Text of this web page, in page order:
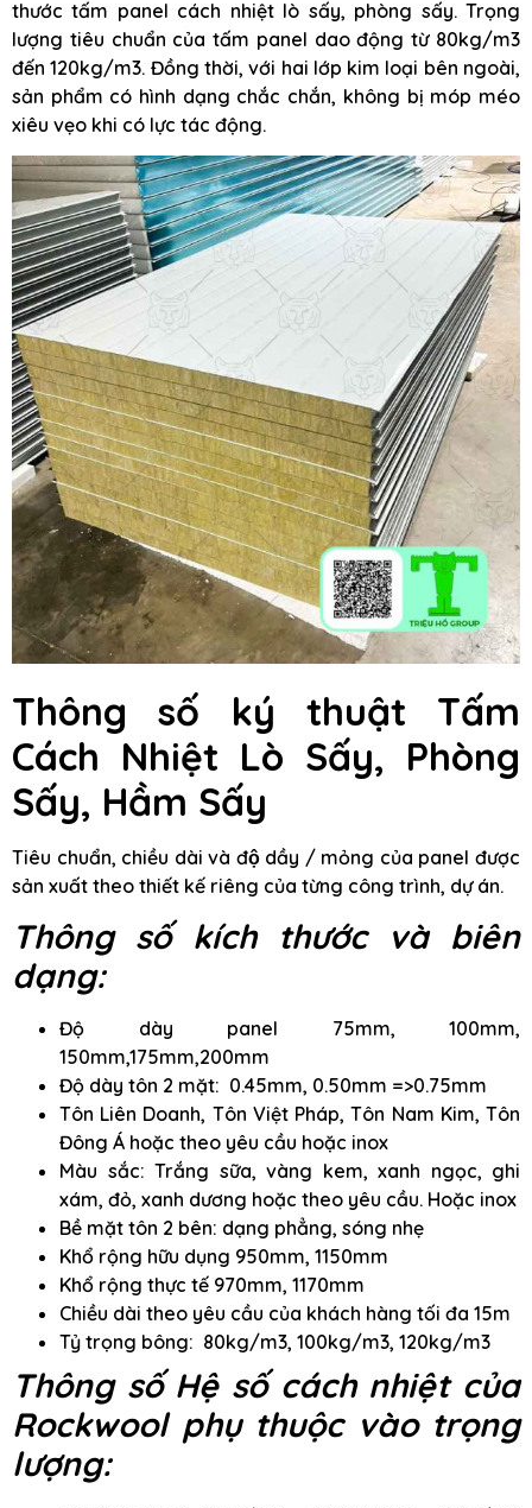
thước tấm panel cách nhiệt lò sấy, phòng sấy. Trọng
lượng tiêu chuẩn của tấm panel dao động từ 80kg/m3
đến 120kg/m3. Đồng thời, với hai lớp kim loại bên ngoài,
sản phẩm có hình dạng chắc chắn, không bị móp méo
xiêu vẹo khi có lực tác động.
Thông số ký thuật Tấm
Cách Nhiệt Lò Sấy, Phòng
Sấy, Hầm Sấy
Tiêu chuẩn, chiều dài và độ dầy / mỏng của panel được
sản xuất theo thiết kế riêng của từng công trình, dự án.
Thông số kích thước và biên
dạng:
Độ dày panel 75mm, 100mm,
150mm,175mm,200mm
Độ dày tôn 2 mặt: 0.45mm, 0.50mm =>0.75mm
Tôn Liên Doanh, Tôn Việt Pháp, Tôn Nam Kim, Tôn
Đông Á hoặc theo yêu cầu hoặc inox
Màu sắc: Trắng sữa, vàng kem, xanh ngọc, ghi
xám, đỏ, xanh dương hoặc theo yêu cầu. Hoặc inox
Bề mặt tôn 2 bên: dạng phẳng, sóng nhẹ
Khổ rộng hữu dụng 950mm, 1150mm
Khổ rộng thực tế 970mm, 1170mm
Chiều dài theo yêu cầu của khách hàng tối đa 15m
Tỷ trọng bông: 80kg/m3, 100kg/m3, 120kg/m3
Thông số Hệ số cách nhiệt của
Rockwool phụ thuộc vào trọng
lượng: